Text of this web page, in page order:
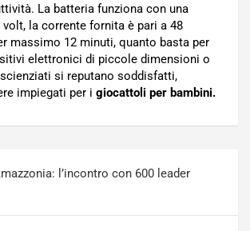
La batteria funziona con una
la corrente fornita è pari a 48
massimo 12 minuti, quanto basta per
elettronici di piccole dimensioni o
si reputano soddisfatti,
impiegati per i giocattoli per bambini.
l’incontro con 600 leader